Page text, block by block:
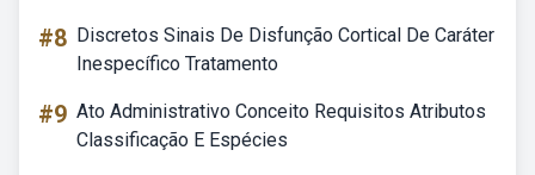
#8 Discretos Sinais De Disfunção Cortical De Caráter
Inespecífico Tratamento
#9 Ato Administrativo Conceito Requisitos Atributos
Classificação E Espécies